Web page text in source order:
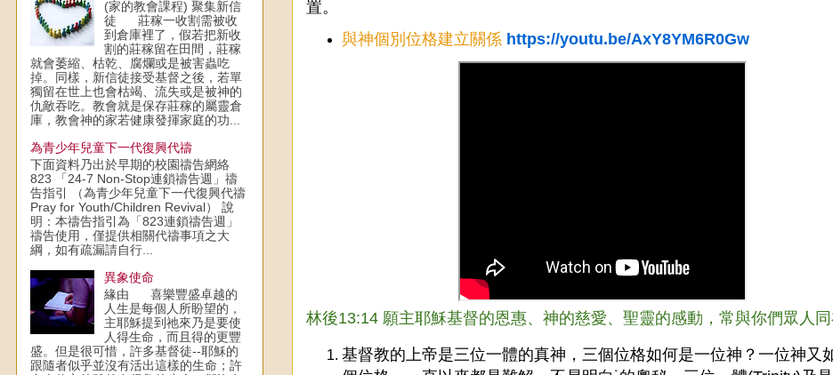
置。
與神個別位格建立關係 https://youtu.be/AxY8YM6R0Gw
林後13:14 願主耶穌基督的恩惠、神的慈愛、聖靈的感動，常與你們眾人同
基督教的上帝是三位一體的真神，三個位格如何是一位神？一位神又
(家的教會課程) 聚集新信
徒 莊稼一收割需被收
到倉庫裡了，假若把新收
割的莊稼留在田間，莊稼
就會萎縮、枯乾、腐爛或是被害蟲吃
掉。同樣，新信徒接受基督之後，若單
獨留在世上也會枯竭、流失或是被神的
仇敵吞吃。教會就是保存莊稼的屬靈倉
庫，教會神的家若健康發揮家庭的功...
為青少年兒童下一代復興代禱
下面資料乃出於早期的校園禱告網絡
823 「24-7 Non-Stop連鎖禱告週」禱
告指引 （為青少年兒童下一代復興代禱
Pray for Youth/Children Revival） 說
明：本禱告指引為「823連鎖禱告週」
禱告使用，僅提供相關代禱事項之大
綱，如有疏漏請自行...
異象使命
緣由 喜樂豐盛卓越的
人生是每個人所盼望的，
主耶穌提到祂來乃是要使
人得生命，而且得的更豐
盛。但是很可惜，許多基督徒--耶穌的
跟隨者似乎並沒有活出這樣的生命；許